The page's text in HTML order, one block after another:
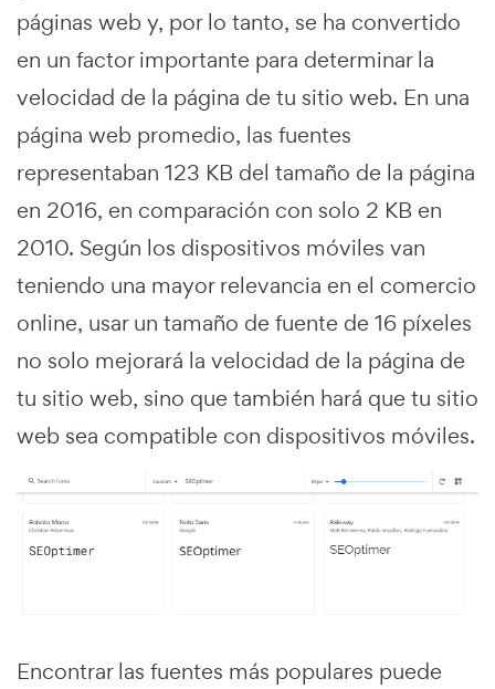
páginas web y, por lo tanto, se ha convertido
en un factor importante para determinar la
velocidad de la página de tu sitio web. En una
página web promedio, las fuentes
representaban 123 KB del tamaño de la página
en 2016, en comparación con solo 2 KB en
2010. Según los dispositivos móviles van
teniendo una mayor relevancia en el comercio
online, usar un tamaño de fuente de 16 píxeles
no solo mejorará la velocidad de la página de
tu sitio web, sino que también hará que tu sitio
web sea compatible con dispositivos móviles.
Encontrar las fuentes más populares puede